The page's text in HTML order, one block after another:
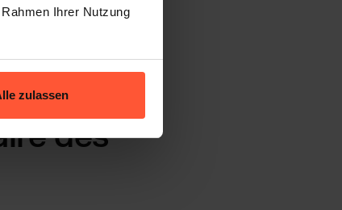
Ihrer Nutzung
zulassen
des